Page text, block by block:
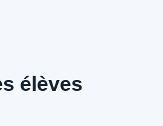
élèves